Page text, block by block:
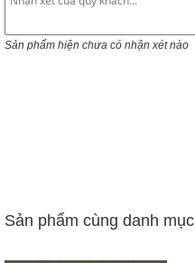
Sản phẩm hiện chưa có nhận xét nào
Sản phẩm cùng danh mục